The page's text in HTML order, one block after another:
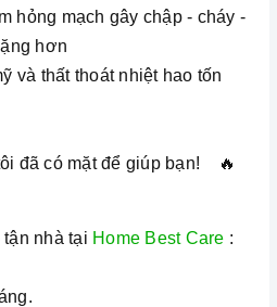
hỏng mạch gây chập - cháy -
bếp nặng hơn
và thất thoát nhiệt hao tốn
năng
đã có mặt để giúp bạn! 🔥
nhà tại Home Best Care :
12 tháng.